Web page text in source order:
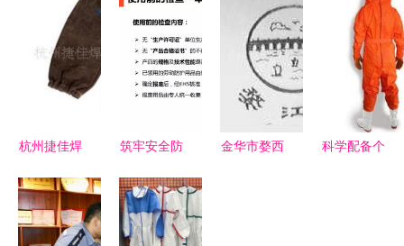
护用品的财
务归属
的“隐形铠
甲”
如皋某企业
劳动安全防
护现状调查
杭州捷佳焊
有限公司劳
动防护用品
筑牢安全防
动防护用品
的规范使用
金华市婺西
科学配备个